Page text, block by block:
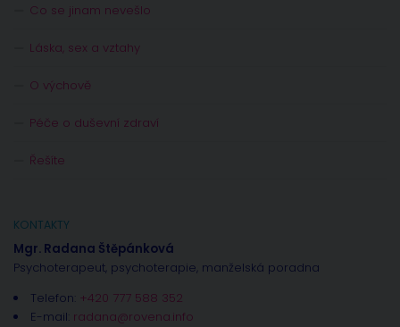
Co se jinam nevešlo
Láska, sex a vztahy
O výchově
Péče o duševní zdraví
Řešíte
KONTAKTY
Mgr. Radana Štěpánková
Psychoterapeut, psychoterapie, manželská poradna
Telefon: +420 777 588 352
E-mail: radana@rovena.info